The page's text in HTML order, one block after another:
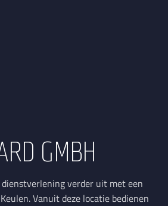
GMBH
verder uit met een
Vanuit deze locatie bedienen